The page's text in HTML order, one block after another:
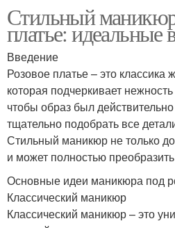
Стильный
платье: идеальные
Введение
Розовое платье – это классика
которая подчеркивает
чтобы образ был
тщательно подобрать все
Стильный маникюр не только
и может полностью
Основные идеи маникюра под
Классический маникюр
Классический маникюр – это